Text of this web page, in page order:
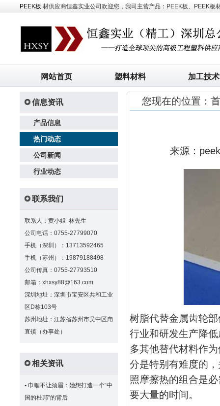
PEEK板 材供应商恒鑫实业公司欢迎您，我司主营产品：PEEK板、PEEK板
网站首页 塑料材料 加工技术
信息资讯
产品信息
热门动态
公司新闻
行业动态
联系我们
联系人：黄小姐 林先生
公司电话：0755-27799070
手机（深圳）：13713592465
手机（苏州）：19879188498
公司传真：0755-27793510
邮箱：xhxsy88@163.com
深圳地址：深圳市宝安区共和工业
区D栋103号
苏州地址：江苏省苏州市吴中区甪
直镇（办事处）
相关资讯
▪ 巾帼不让须眉：她想打造一个“中
国的杜邦”的背后
您现在的位置：
来源：
树脂代替金属齿轮
行业和研发生产降
多其他替代材料作
分是特别有难度的
照摩擦热的组合是
要大量的时间。